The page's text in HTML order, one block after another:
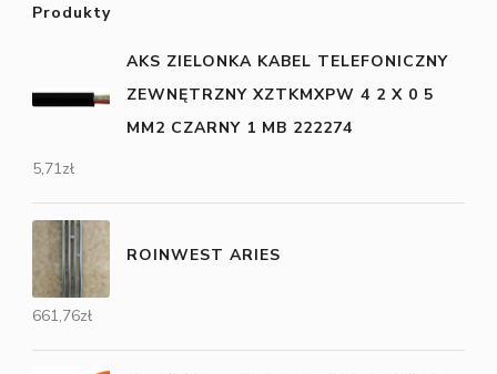
Produkty
AKS ZIELONKA KABEL TELEFONICZNY
ZEWNĘTRZNY XZTKMXPW 4 2 X 0 5
MM2 CZARNY 1 MB 222274
5,71zł
ROINWEST ARIES
661,76zł